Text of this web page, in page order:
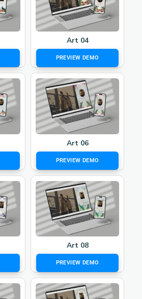
Art 04
PREVIEW DEMO
Art 06
PREVIEW DEMO
Art 08
PREVIEW DEMO